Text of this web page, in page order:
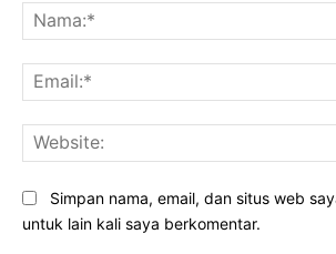
Simpan nama, email, dan situs web
untuk lain kali saya berkomentar.